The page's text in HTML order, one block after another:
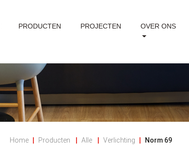
PRODUCTEN PROJECTEN OVER ONS
Home Producten Alle Verlichting Norm 69